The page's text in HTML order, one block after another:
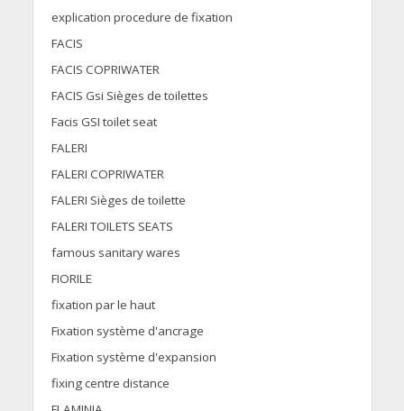
explication procedure de fixation
FACIS
FACIS COPRIWATER
FACIS Gsi Sièges de toilettes
Facis GSI toilet seat
FALERI
FALERI COPRIWATER
FALERI Sièges de toilette
FALERI TOILETS SEATS
famous sanitary wares
FIORILE
fixation par le haut
Fixation système d'ancrage
Fixation système d'expansion
fixing centre distance